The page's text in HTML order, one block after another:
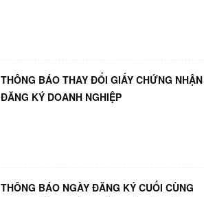
THÔNG BÁO THAY ĐỔI GIẤY CHỨNG NHẬN
ĐĂNG KÝ DOANH NGHIỆP
THÔNG BÁO NGÀY ĐĂNG KÝ CUỐI CÙNG